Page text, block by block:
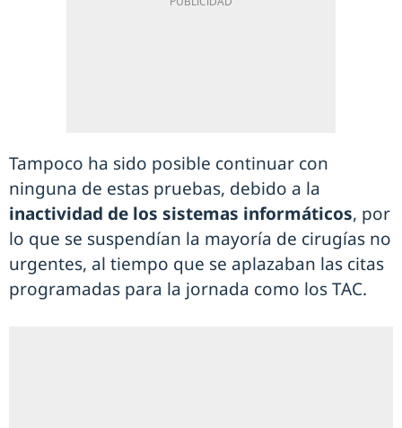
Tampoco ha sido posible continuar con
ninguna de estas pruebas, debido a la
inactividad de los sistemas informáticos, por
lo que se suspendían la mayoría de cirugías no
urgentes, al tiempo que se aplazaban las citas
programadas para la jornada como los TAC.